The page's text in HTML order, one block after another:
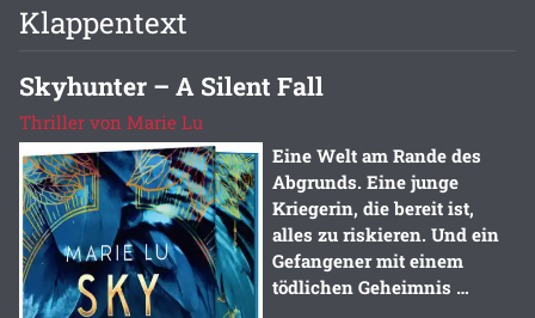
Klappentext
Skyhunter – A Silent Fall
Thriller von Marie Lu
Eine Welt am Rande des
Abgrunds. Eine junge
Kriegerin, die bereit ist,
alles zu riskieren. Und ein
Gefangener mit einem
tödlichen Geheimnis …